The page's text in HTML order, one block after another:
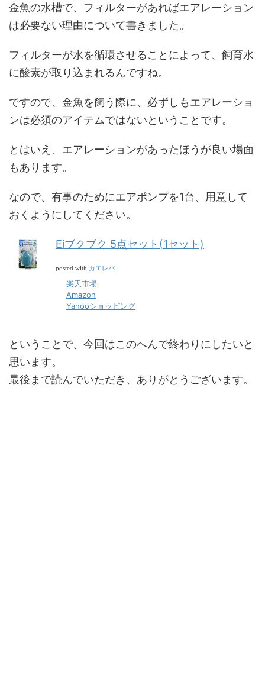
金魚の水槽で、フィルターがあればエアレーション
は必要ない理由について書きました。
フィルターが水を循環させることによって、飼育水
に酸素が取り込まれるんですね。
ですので、金魚を飼う際に、必ずしもエアレーショ
ンは必須のアイテムではないということです。
とはいえ、エアレーションがあったほうが良い場面
もあります。
なので、有事のためにエアポンプを1台、用意して
おくようにしてください。
Eiブクブク 5点セット(1セット)
posted with カエレバ
楽天市場
Amazon
Yahooショッピング
ということで、今回はこのへんで終わりにしたいと
思います。
最後まで読んでいただき、ありがとうございます。